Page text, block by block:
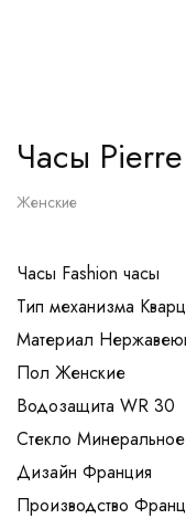
Часы
Женские
Часы Fashion часы
Тип механизма
Материал
Пол Женские
Водозащита WR 30
Стекло Минеральное
Дизайн Франция
Производство